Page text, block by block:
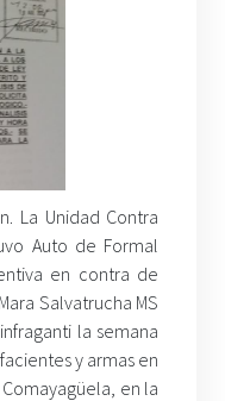
La Unidad Contra
Auto de Formal
en contra de
Salvatrucha MS
la semana
y armas en
en la